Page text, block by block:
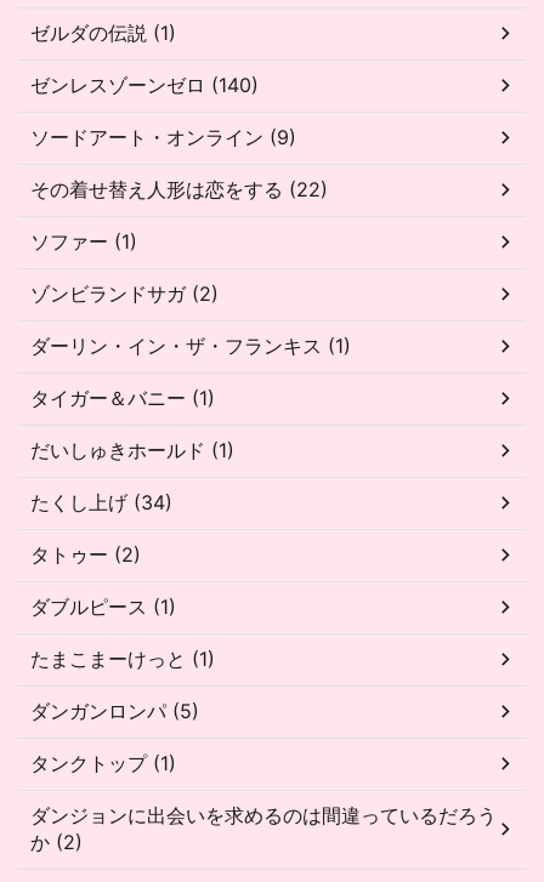
ゼルダの伝説 (1)
ゼンレスゾーンゼロ (140)
ソードアート・オンライン (9)
その着せ替え人形は恋をする (22)
ソファー (1)
ゾンビランドサガ (2)
ダーリン・イン・ザ・フランキス (1)
タイガー＆バニー (1)
だいしゅきホールド (1)
たくし上げ (34)
タトゥー (2)
ダブルピース (1)
たまこまーけっと (1)
ダンガンロンパ (5)
タンクトップ (1)
ダンジョンに出会いを求めるのは間違っているだろう
か (2)